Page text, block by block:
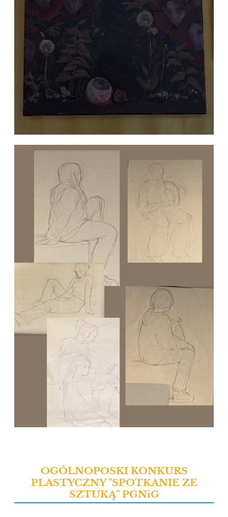
OGÓLNOPOSKI KONKURS
PLASTYCZNY "SPOTKANIE ZE
SZTUKĄ" PGNiG